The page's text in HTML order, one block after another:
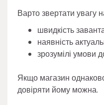
Варто звертати увагу
швидкість
наявність
зрозумілі умови
Якщо магазин
довіряти йому можна.